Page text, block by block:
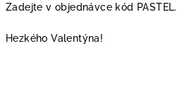
Zadejte v objednávce kód PASTEL.
Hezkého Valentýna!